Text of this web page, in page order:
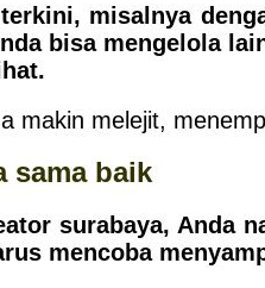
misalnya
bisa mengelola
makin melejit,
baik
surabaya, Anda
mencoba